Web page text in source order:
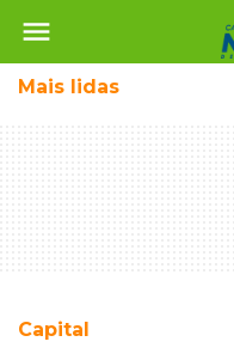
menu
Mais lidas
Capital